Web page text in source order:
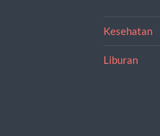
Kesehatan
Liburan